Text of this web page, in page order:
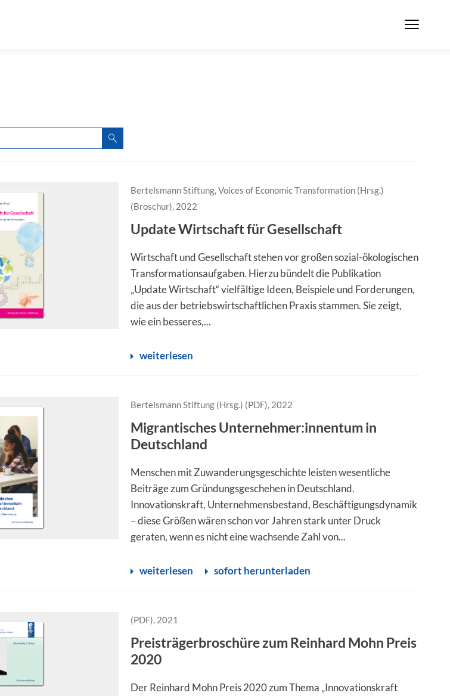
Bertelsmann Stiftung, Voices of Economic Transformation (Hrsg.)
(Broschur), 2022
Update Wirtschaft für Gesellschaft
Wirtschaft und Gesellschaft stehen vor großen sozial-ökologischen
Transformationsaufgaben. Hierzu bündelt die Publikation
„Update Wirtschaft“ vielfältige Ideen, Beispiele und Forderungen,
die aus der betriebswirtschaftlichen Praxis stammen. Sie zeigt,
wie ein besseres,...
weiterlesen
Bertelsmann Stiftung (Hrsg.) (PDF), 2022
Migrantisches Unternehmer:innentum in
Deutschland
Menschen mit Zuwanderungsgeschichte leisten wesentliche
Beiträge zum Gründungsgeschehen in Deutschland.
Innovationskraft, Unternehmensbestand, Beschäftigungsdynamik
– diese Größen wären schon vor Jahren stark unter Druck
geraten, wenn es nicht eine wachsende Zahl von...
weiterlesen sofort herunterladen
(PDF), 2021
Preisträgerbroschüre zum Reinhard Mohn Preis
2020
Der Reinhard Mohn Preis 2020 zum Thema „Innovationskraft